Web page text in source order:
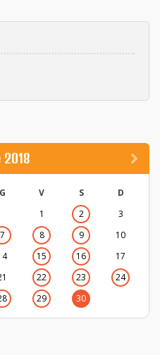
2018
G V S
D
1
2
3
7 8 9
10
15 16
17
22 23
24
29 30